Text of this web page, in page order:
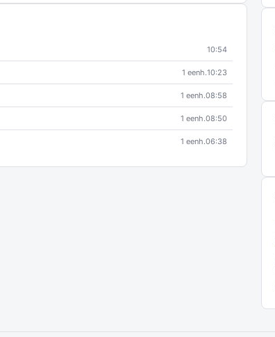
10:54
1 eenh.10:23
1 eenh.08:58
1 eenh.08:50
1 eenh.06:38